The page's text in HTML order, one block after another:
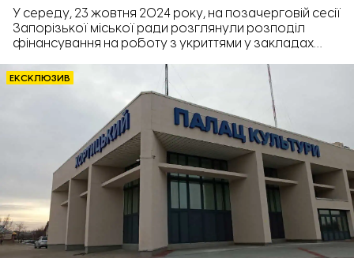
У середу, 23 жовтня 2024 року, на позачерговій сесії
Запорізької міської ради розглянули розподіл
фінансування на роботу з укриттями у закладах
розподіл понад 290 млн грн на ремонт та
будівництво укриттів у навчальних закладах.
ЕКСКЛЮЗИВ